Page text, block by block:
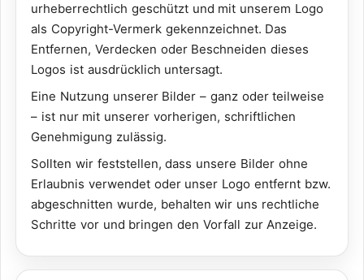
urheberrechtlich geschützt und mit unserem Logo
als Copyright-Vermerk gekennzeichnet. Das
Entfernen, Verdecken oder Beschneiden dieses
Logos ist ausdrücklich untersagt.
Eine Nutzung unserer Bilder – ganz oder teilweise
– ist nur mit unserer vorherigen, schriftlichen
Genehmigung zulässig.
Sollten wir feststellen, dass unsere Bilder ohne
Erlaubnis verwendet oder unser Logo entfernt bzw.
abgeschnitten wurde, behalten wir uns rechtliche
Schritte vor und bringen den Vorfall zur Anzeige.